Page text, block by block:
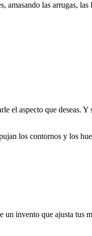
las arrugas,
el aspecto que deseas.
los contornos y los
un invento que ajusta tus